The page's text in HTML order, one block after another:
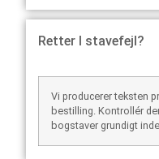
Retter I stavefejl?
Vi producerer teksten
bestilling. Kontrollér
bogstaver grundigt